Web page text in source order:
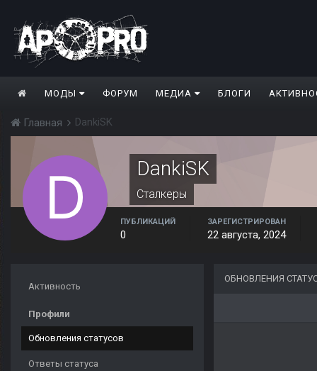
МОДЫ ФОРУМ МЕДИА БЛОГИ
Главная DankiSK
DankiSK
Сталкеры
ПУБЛИКАЦИЙ
0
ЗАРЕГИСТРИРОВАН
22 августа, 2024
Активность
Профили
Обновления статусов
Ответы статуса
ОБНОВЛЕНИЯ